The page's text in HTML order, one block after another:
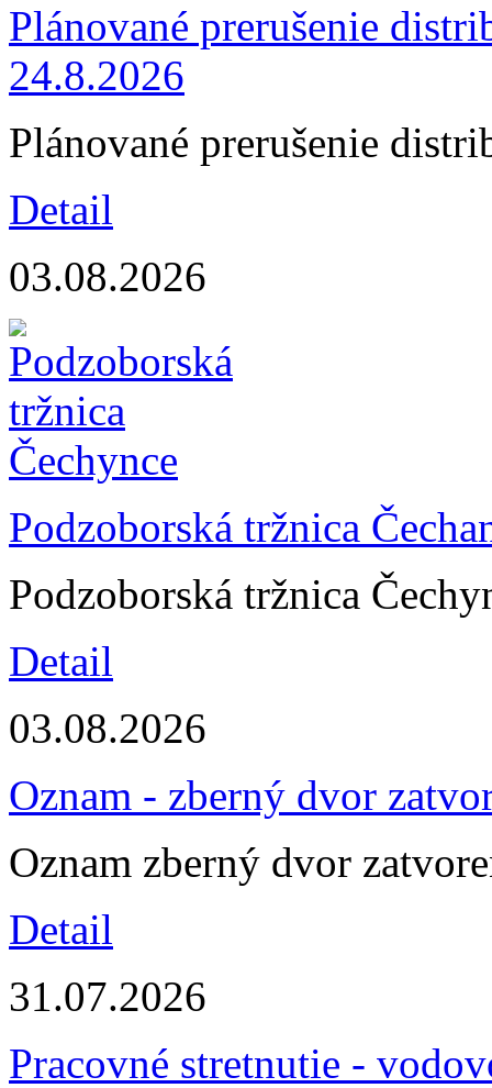
Plánované prerušenie
24.8.2026
Plánované prerušenie
Detail
03.08.2026
Podzoborská tržnica
Podzoborská tržnica
Detail
03.08.2026
Oznam - zberný dvor
Oznam zberný dvor
Detail
31.07.2026
Pracovné stretnutie -